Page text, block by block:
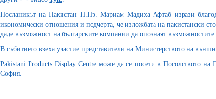
Посланикът на Пакистан Н.Пр. Мариам Мадиха Афтаб изрази
икономически отношения и подчерта, че изложбата на пакистански
даде възможност на българските компании да опознаят
В събитието взеха участие представители на Министерството на
Pakistani Products Display Centre може да се посети в Посолството
София.